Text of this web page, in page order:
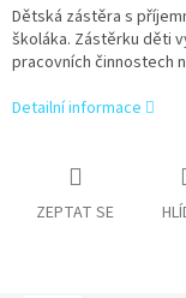
Dětská zástěra s
školáka. Zástěrku děti
pracovních činnostech
Detailní informace
ZEPTAT SE